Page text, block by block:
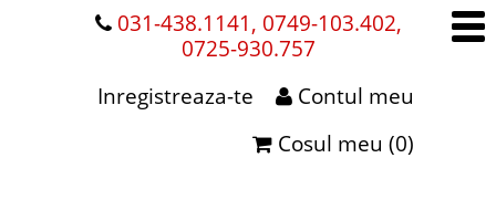
031-438.1141, 0749-103.402,
0725-930.757
Contul meu
Inregistreaza-te
Cosul meu (0)